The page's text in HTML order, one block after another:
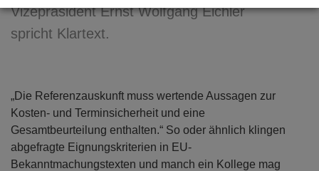
Vizepräsident Ernst Wolfgang Eichler
spricht Klartext.
„Die Referenzauskunft muss wertende Aussagen zur
Kosten- und Terminsicherheit und eine
Gesamtbeurteilung enthalten.“ So oder ähnlich klingen
abgefragte Eignungskriterien in EU-
Bekanntmachungstexten und manch ein Kollege mag